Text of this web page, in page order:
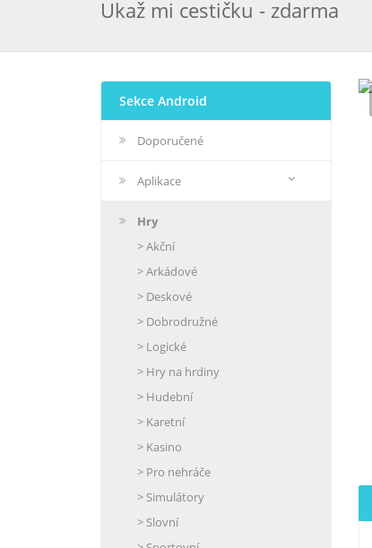
Ukaž mi cestičku - zdarma
Sekce Android
Doporučené
Aplikace
Hry
> Akční
> Arkádové
> Deskové
> Dobrodružné
> Logické
> Hry na hrdiny
> Hudební
> Karetní
> Kasino
> Pro nehráče
> Simulátory
> Slovní